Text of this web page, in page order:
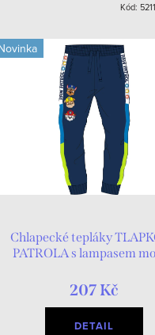
Kód:
Chlapecké tepláky
PATROLA s lampasem
207 Kč
DETAIL